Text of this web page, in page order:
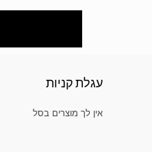
עגלת קניות